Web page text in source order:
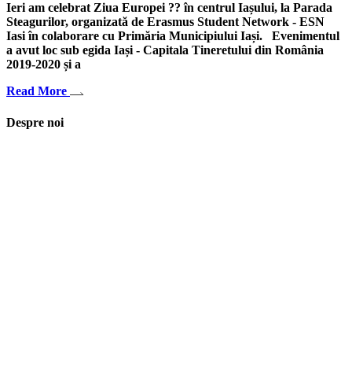
Ieri am celebrat Ziua Europei ?? în centrul Iașului, la Parada
Steagurilor, organizată de Erasmus Student Network - ESN
Iasi în colaborare cu Primăria Municipiului Iași. Evenimentul
a avut loc sub egida Iași - Capitala Tineretului din România
2019-2020 și a
Read More
Despre noi